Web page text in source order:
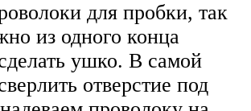
для пробки, так
из одного конца
ушко. В самой
отверстие под